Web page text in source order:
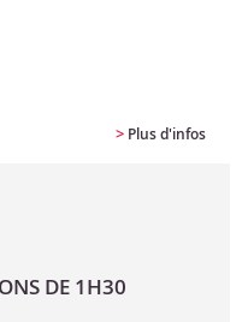
> Plus d'infos
DE 1H30